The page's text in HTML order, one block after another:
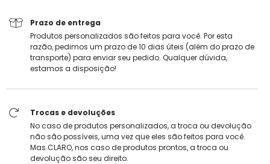
Prazo de entrega
Produtos personalizados são feitos para você. Por esta
razão, pedimos um prazo de 10 dias úteis (além do prazo de
transporte) para enviar seu pedido. Qualquer dúvida,
estamos a disposição!
Trocas e devoluções
No caso de produtos personalizados, a troca ou devolução
não são possíveis, uma vez que eles são feitos para você.
Mas CLARO, nos caso de produtos prontos, a troca ou
devolução são seu direito.